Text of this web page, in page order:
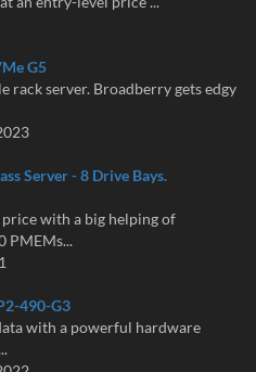
G5
rack server. Broadberry gets edgy
Server - 8 Drive Bays.
with a big helping of
PMEMs...
490-G3
with a powerful hardware